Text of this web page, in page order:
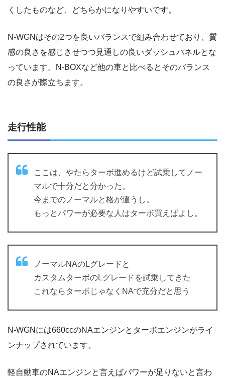
くしたものなど、どちらかになりやすいです。
N-WGNはその2つを良いバランスで組み合わせており、質
感の良さを感じさせつつ見通しの良いダッシュパネルとな
っています。N-BOXなど他の車と比べるとそのバランス
の良さが際立ちます。
走行性能
ここは、やたらターボ進めるけど試乗してノー
マルで十分だと分かった。
今までのノーマルと格が違うし。
もっとパワーが必要な人はターボ買えばよし。
ノーマルNAのLグレードと
カスタムターボのLグレードを試乗してきた
これならターボじゃなくNAで充分だと思う
N-WGNには660ccのNAエンジンとターボエンジンがライ
ンナップされています。
軽自動車のNAエンジンと言えばパワーが足りないと言わ